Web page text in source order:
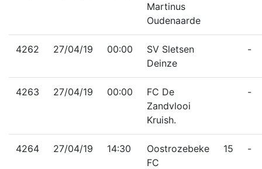
Martinus
Oudenaarde
4262 27/04/19 00:00
SV Sletsen
Deinze
-
4263 27/04/19 00:00
FC De
Zandvlooi
Kruish.
-
4264 27/04/19 14:30
Oostrozebeke
FC
15 -